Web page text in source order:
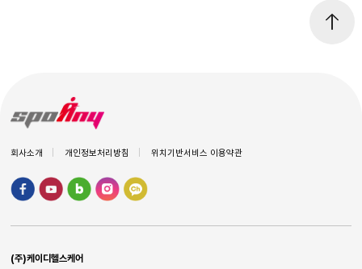
회사소개 개인정보처리방침 위치기반서비스 이용약관
(주)케이디헬스케어